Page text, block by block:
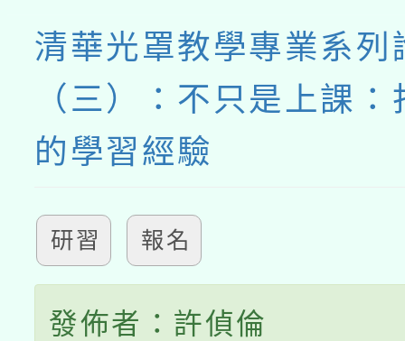
清華光罩教學專業系列
（三）：不只是上課
的學習經驗
研習 報名
發佈者：許偵倫